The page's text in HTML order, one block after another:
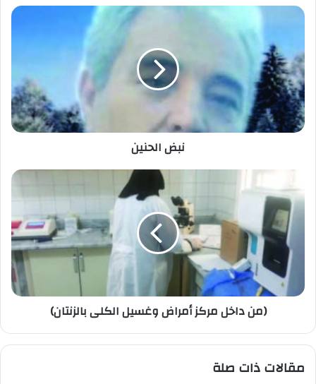
نبض الحنين
(من داخل مركز أمراض وغسيل الكلى بالزنتان)
مقالات ذات صلة